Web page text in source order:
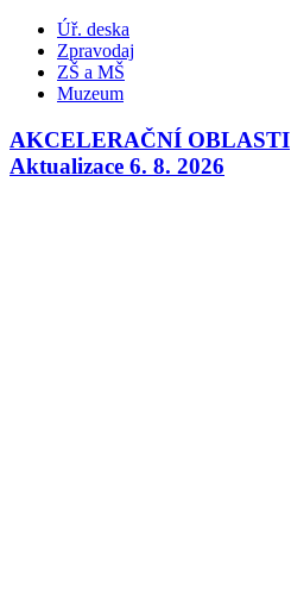
Úř. deska
Zpravodaj
ZŠ a MŠ
Muzeum
AKCELERAČNÍ OBLASTI
Aktualizace 6. 8. 2026